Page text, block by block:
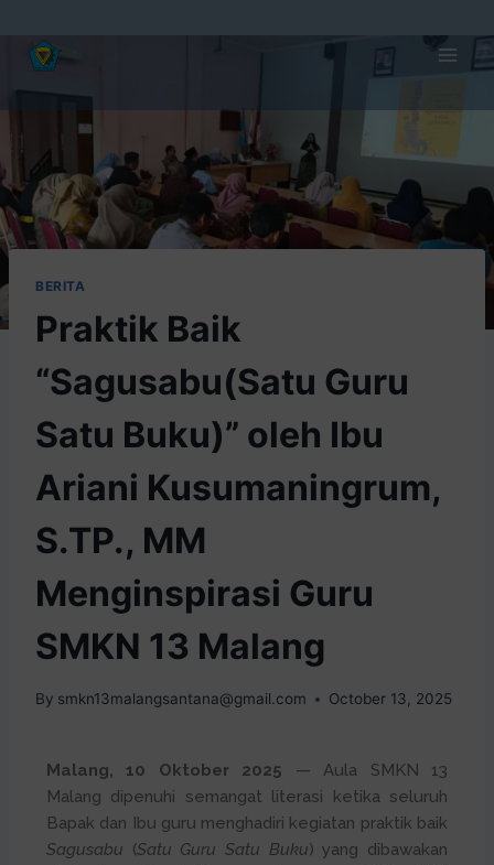
BERITA
Praktik Baik
“Sagusabu(Satu Guru
Satu Buku)” oleh Ibu
Ariani Kusumaningrum,
S.TP., MM
Menginspirasi Guru
SMKN 13 Malang
By smkn13malangsantana@gmail.com October 13, 2025
Malang, 10 Oktober 2025 — Aula SMKN 13
Malang dipenuhi semangat literasi ketika seluruh
Bapak dan Ibu guru menghadiri kegiatan praktik baik
Sagusabu (Satu Guru Satu Buku) yang dibawakan